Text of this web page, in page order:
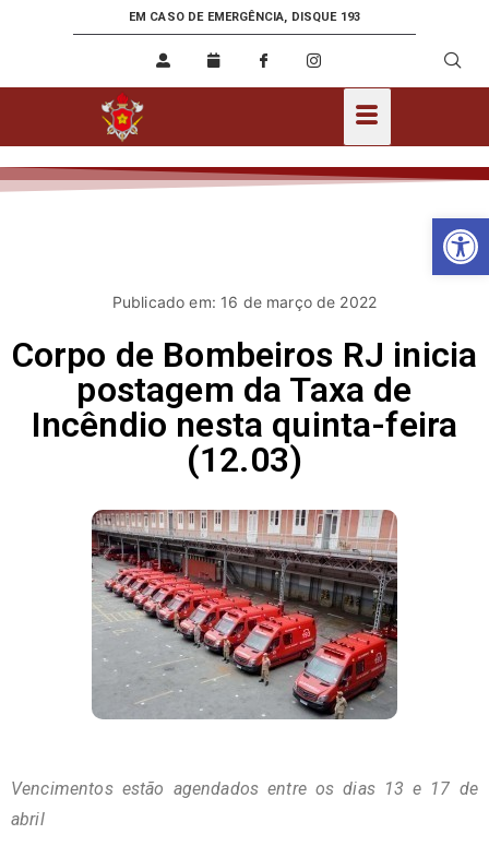
EM CASO DE EMERGÊNCIA, DISQUE 193
Publicado em: 16 de março de 2022
Corpo de Bombeiros RJ inicia
postagem da Taxa de
Incêndio nesta quinta-feira
(12.03)
Vencimentos estão agendados entre os dias 13 e 17 de
abril